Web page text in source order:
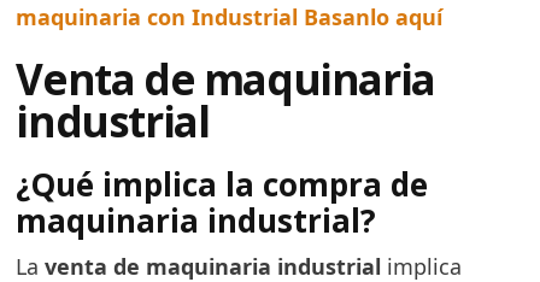
maquinaria con Industrial Basanlo aquí
Venta de maquinaria
industrial
¿Qué implica la compra de
maquinaria industrial?
Laventa de maquinaria industrial implica